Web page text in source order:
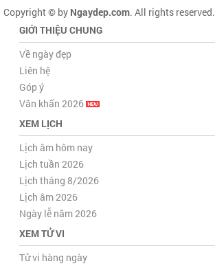
Copyright © by Ngaydep.com. All rights reserved.
GIỚI THIỆU CHUNG
Về ngày đẹp
Liên hệ
Góp ý
Văn khấn 2026
XEM LỊCH
Lịch âm hôm nay
Lịch tuần 2026
Lịch tháng 8/2026
Lịch âm 2026
Ngày lễ năm 2026
XEM TỬ VI
Tử vi hàng ngày